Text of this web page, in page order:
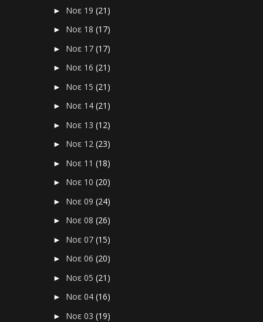
► Νοε 19(21)
► Νοε 18(17)
► Νοε 17(17)
► Νοε 16(21)
► Νοε 15(21)
► Νοε 14(21)
► Νοε 13(12)
► Νοε 12(23)
► Νοε 11(18)
► Νοε 10(20)
► Νοε 09(24)
► Νοε 08(26)
► Νοε 07(15)
► Νοε 06(20)
► Νοε 05(21)
► Νοε 04(16)
► Νοε 03(19)